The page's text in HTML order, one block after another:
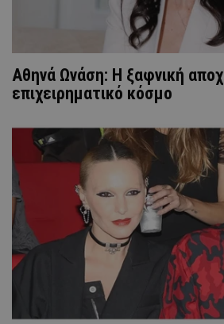
Αθηνά Ωνάση: Η ξαφνική
επιχειρηματικό κόσμο